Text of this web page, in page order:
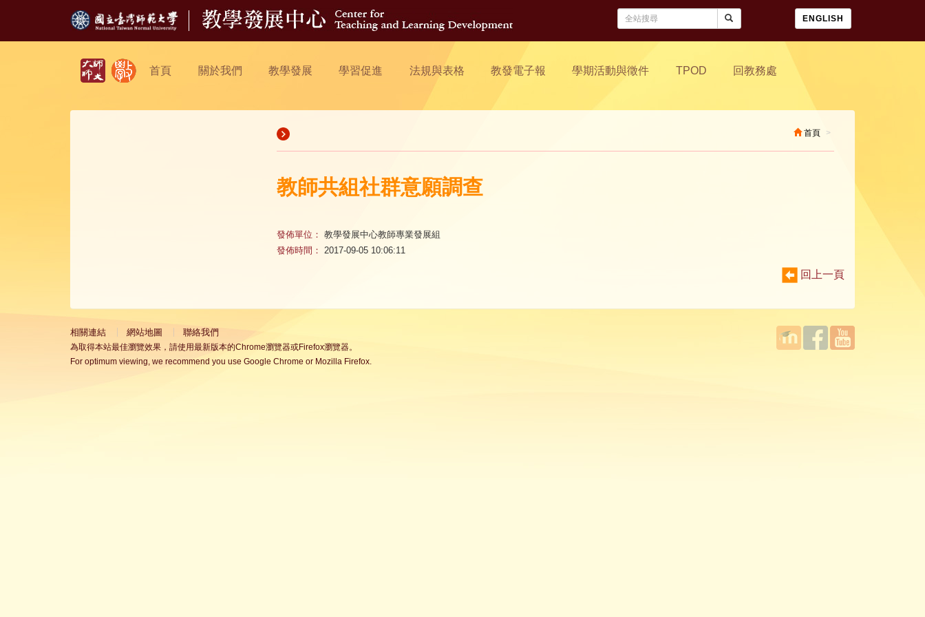
ENGLISH
首頁 關於我們 教學發展 學習促進 法規與表格 教發電子報 學期活動與徵件 TPOD 回教務處
首頁
教師共組社群意願調查
發佈單位： 教學發展中心教師專業發展組
發佈時間： 2017-09-05 10:06:11
回上一頁
相關連結 網站地圖 聯絡我們
為取得本站最佳瀏覽效果，請使用最新版本的Chrome瀏覽器或Firefox瀏覽器。
For optimum viewing, we recommend you use Google Chrome or Mozilla Firefox.